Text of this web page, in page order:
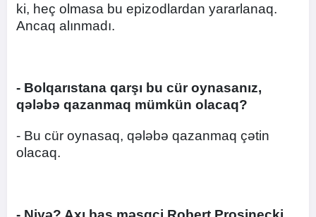
ki, heç olmasa bu epizodlardan yararlanaq.
Ancaq alınmadı.
- Bolqarıstana qarşı bu cür oynasanız,
qələbə qazanmaq mümkün olacaq?
- Bu cür oynasaq, qələbə qazanmaq çətin
olacaq.